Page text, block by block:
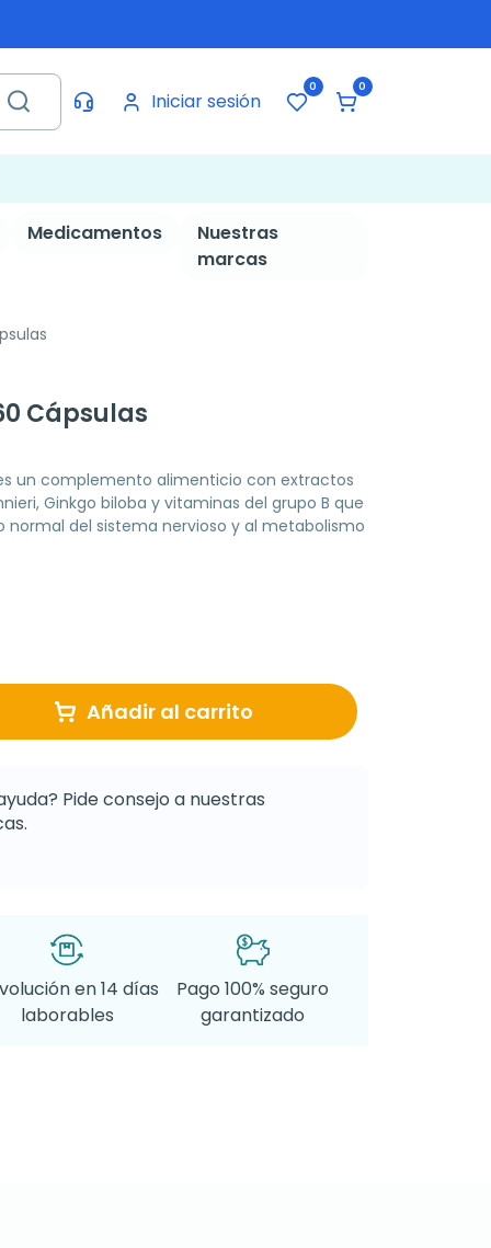
Iniciar sesión
0 0
Medicamentos
Nuestras
marcas
Cápsulas
un complemento alimenticio con extractos
Ginkgo biloba y vitaminas del grupo B que
del sistema nervioso y al metabolismo
Añadir al carrito
Pide consejo a nuestras
en 14 días
laborables
Pago 100% seguro
garantizado